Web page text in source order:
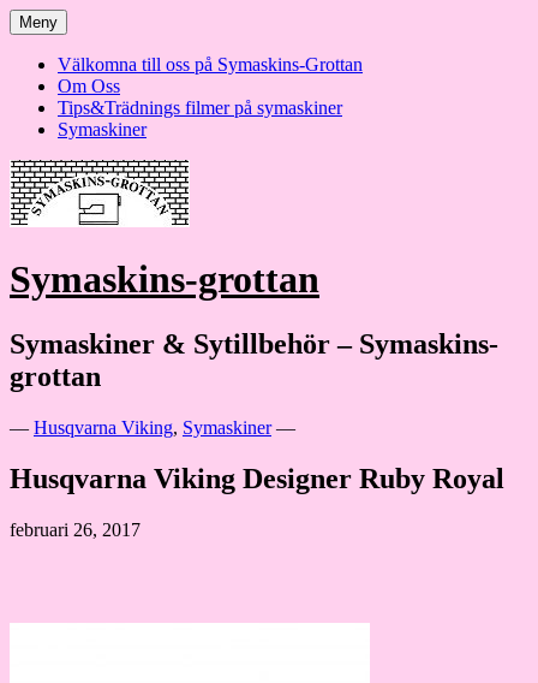
Hoppa
till
innehåll
Meny
Välkomna till oss på Symaskins-Grottan
Om Oss
Tips&Trädnings filmer på symaskiner
Symaskiner
Symaskins-grottan
Symaskiner & Sytillbehör – Symaskins-
grottan
— Husqvarna Viking, Symaskiner—
Husqvarna Viking Designer Ruby Royal
februari 26, 2017